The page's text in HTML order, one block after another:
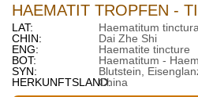
HAEMATIT TROPFEN -
LAT:
Haematitum tinctura
CHIN:
Dai Zhe Shi
ENG:
Haematite tincture
BOT:
Haematitum -
SYN:
Blutstein,
HERKUNFTSLAND:China